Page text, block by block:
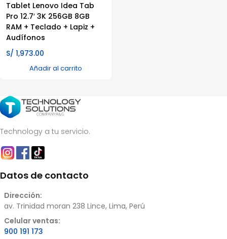
Tablet Lenovo Idea Tab
Pro 12.7′ 3K 256GB 8GB
RAM + Teclado + Lapiz +
Audífonos
S/ 1,973.00
Añadir al carrito
Technology a tu servicio.
Datos de contacto
Dirección:
av. Trinidad moran 238 Lince, Lima, Perú
Celular ventas:
900 191 173